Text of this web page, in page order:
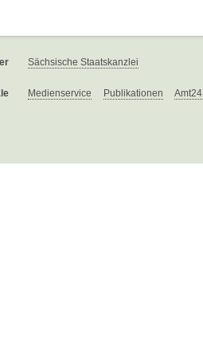
Sächsische Staatskanzlei
Medienservice Publikationen Amt24